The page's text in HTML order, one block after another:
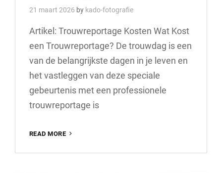
21 maart 2026 by kado-fotografie
Artikel: Trouwreportage Kosten Wat Kost
een Trouwreportage? De trouwdag is een
van de belangrijkste dagen in je leven en
het vastleggen van deze speciale
gebeurtenis met een professionele
trouwreportage is
READ MORE
VAN